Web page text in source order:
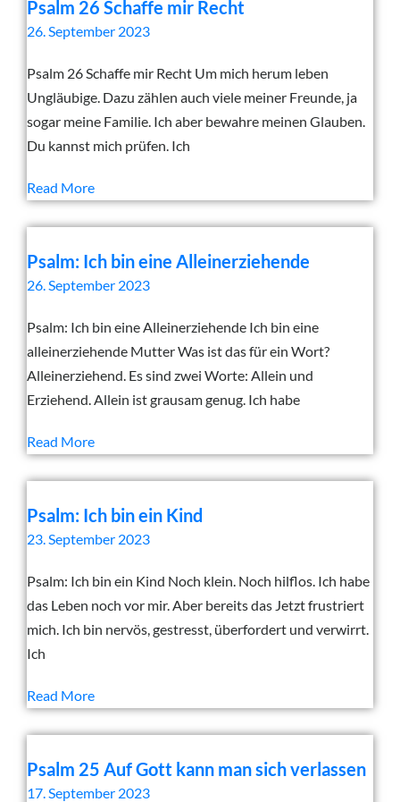
Psalm 26 Schaffe mir Recht
26. September 2023
Psalm 26 Schaffe mir Recht Um mich herum leben
Ungläubige. Dazu zählen auch viele meiner Freunde, ja
sogar meine Familie. Ich aber bewahre meinen Glauben.
Du kannst mich prüfen. Ich
Read More
Psalm: Ich bin eine Alleinerziehende
26. September 2023
Psalm: Ich bin eine Alleinerziehende Ich bin eine
alleinerziehende Mutter Was ist das für ein Wort?
Alleinerziehend. Es sind zwei Worte: Allein und
Erziehend. Allein ist grausam genug. Ich habe
Read More
Psalm: Ich bin ein Kind
23. September 2023
Psalm: Ich bin ein Kind Noch klein. Noch hilflos. Ich habe
das Leben noch vor mir. Aber bereits das Jetzt frustriert
mich. Ich bin nervös, gestresst, überfordert und verwirrt.
Ich
Read More
Psalm 25 Auf Gott kann man sich verlassen
17. September 2023